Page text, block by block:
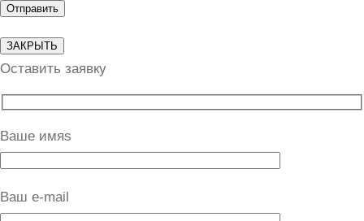
ЗАКРЫТЬ
Оставить заявку
Ваше имяs
Ваш e-mail